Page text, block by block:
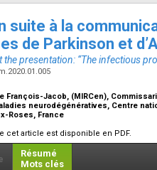
suite à la
de Parkinson et
the presentation: “The infectious
François-Jacob, (MIRCen),
neurodégénératives, Centre
Roses, France
cet article est disponible en PDF.
Résumé
Mots clés